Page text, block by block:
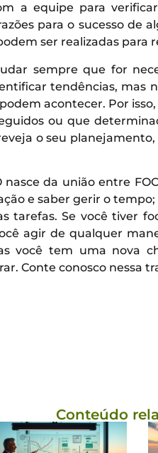
a equipe para
para o sucesso de
ser realizadas para
sempre que for
tendências, mas
acontecer. Por
ou que
o seu
nasce da união entre
e saber gerir o
tarefas. Se você tiver
agir de qualquer
você tem uma nova
Conte conosco nessa
Conteúdo